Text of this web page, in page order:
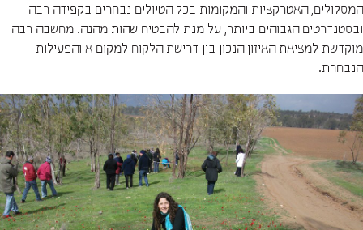
המסלולים, האטרקציות והמקומות בכל הטיולים נבחרים בקפידה רבה
ובסטנדרטים הגבוהים ביותר, על מנת להבטיח שהות מהנה. מחשבה רבה
מוקדשת למציאת האיזון הנכון בין דרישת הלקוח למקום א והפעילות
הנבחרת.